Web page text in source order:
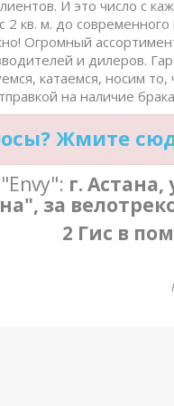
И это число с
кв. м. до современного
Огромный
и дилеров.
катаемся, носим
на наличие
Жмите
г.
за
2 Гис в